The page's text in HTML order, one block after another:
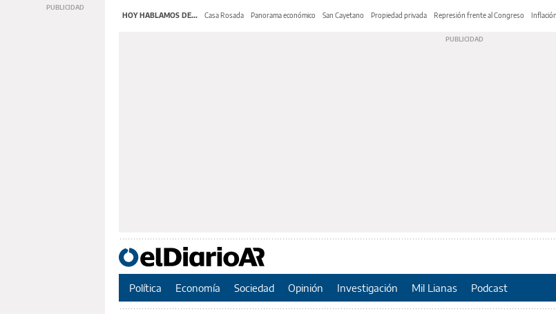
HOY HABLAMOS DE... Casa Rosada Panorama económico San Cayetano Propiedad privada Represión frente al Congreso
Política Economía Sociedad Opinión Investigación Mil Lianas Podcast